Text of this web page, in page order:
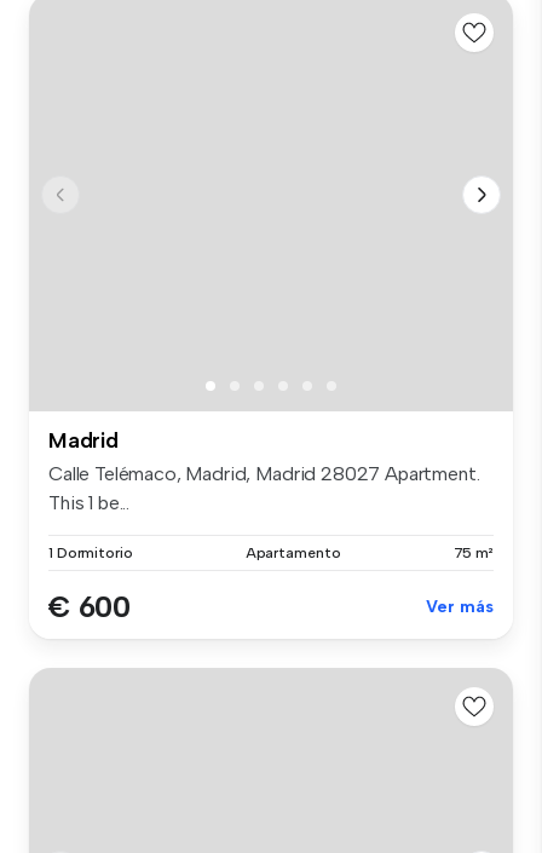
Madrid
Calle Telémaco, Madrid, Madrid 28027 Apartment.
This 1 be...
1 Dormitorio Apartamento 75 m²
€ 600 Ver más